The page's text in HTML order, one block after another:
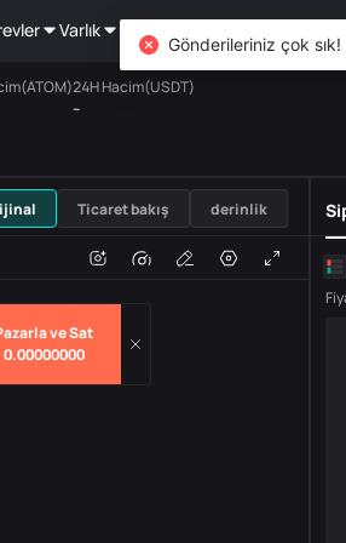
Varlık DiCard
ve Sat
0.00000000
24H Hacim(USDT)
--
USDT
hacim
Ticaret bakış derinlik
Gönderileriniz çok sık!